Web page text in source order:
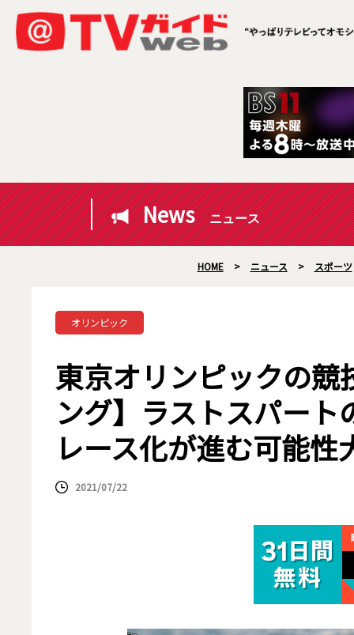
News ニュース
HOME > ニュース > スポーツ
オリンピック
東京オリンピックの
ング】ラストスパー
レース化が進む可能性
2021/07/22